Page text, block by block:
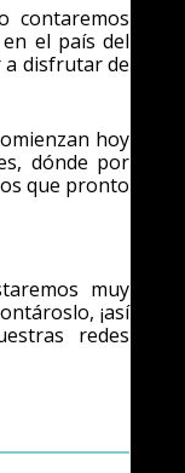
contaremos
el país del
a disfrutar de
hoy
dónde por
que pronto
muy
¡así
redes